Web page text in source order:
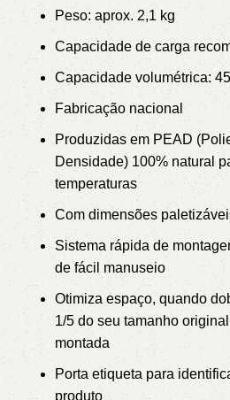
Peso: aprox. 2,1 kg
Capacidade de carga
Capacidade volumétrica:
Fabricação nacional
Produzidas em PEAD
Densidade) 100% natural
temperaturas
Com dimensões
Sistema rápida de
de fácil manuseio
Otimiza espaço, quando
1/5 do seu tamanho
montada
Porta etiqueta para
produto